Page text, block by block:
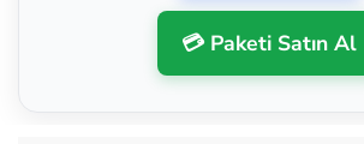
💳 Paketi Satın Al